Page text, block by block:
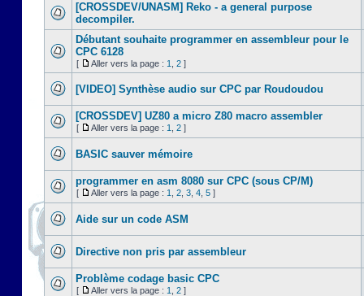
[CROSSDEV/UNASM] Reko - a general purpose
decompiler.
Débutant souhaite programmer en assembleur pour le
CPC 6128
[ Aller vers la page : 1 2 ]
[VIDEO] Synthèse audio sur CPC par Roudoudou
[CROSSDEV] UZ80 a micro Z80 macro assembler
[ Aller vers la page : 1 2 ]
BASIC sauver mémoire
programmer en asm 8080 sur CPC (sous CP/M)
[ Aller vers la page : 1 2 3 4 5 ]
Aide sur un code ASM
Directive non pris par assembleur
Problème codage basic CPC
[ Aller vers la page : 1 2 ]